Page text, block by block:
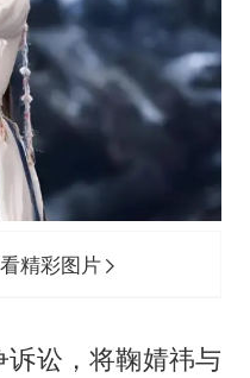
精彩图片
讼，将鞠婧祎与